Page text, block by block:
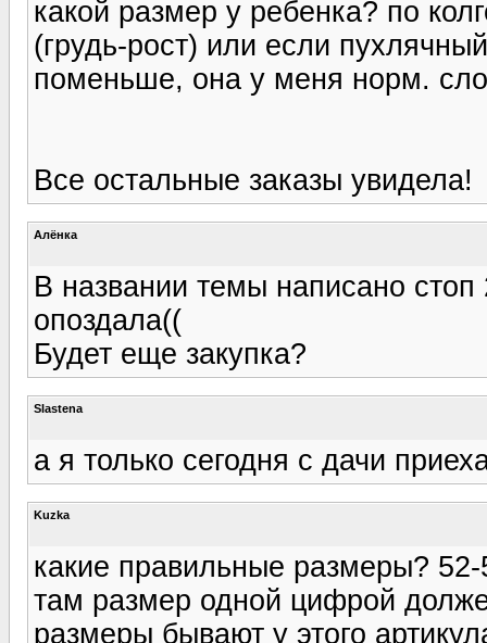
какой размер у ребенка? по
(грудь-рост) или если
поменьше, она у меня норм.
Все остальные заказы увидела!
Алёнка
В названии темы написано
опоздала((
Будет еще закупка?
Slastena
а я только сегодня с дачи
Kuzka
какие правильные размеры?
там размер одной цифрой
размеры бывают у этого